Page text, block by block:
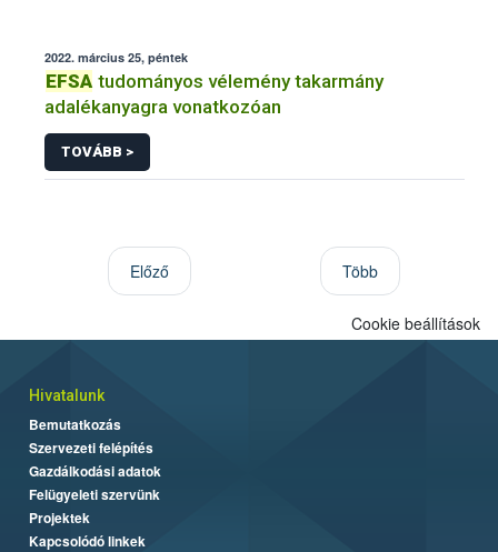
2022. március 25, péntek
EFSA tudományos vélemény takarmány
adalékanyagra vonatkozóan
TOVÁBB >
Előző Több
Cookie beállítások
Hivatalunk
Bemutatkozás
Szervezeti felépítés
Gazdálkodási adatok
Felügyeleti szervünk
Projektek
Kapcsolódó linkek